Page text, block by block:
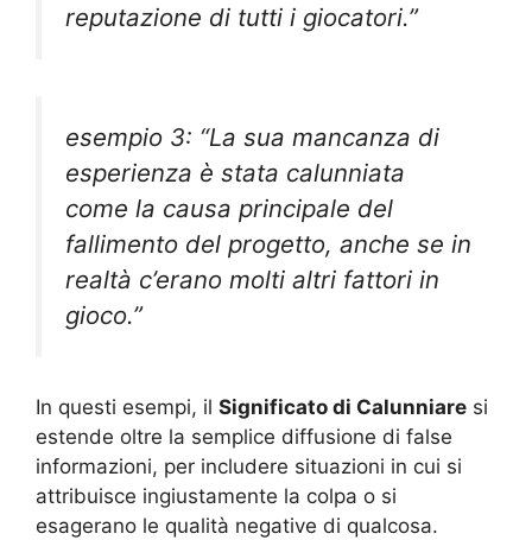
reputazione di tutti i giocatori.”
esempio 3: “La sua mancanza di
esperienza è stata calunniata
come la causa principale del
fallimento del progetto, anche se in
realtà c’erano molti altri fattori in
gioco.”
In questi esempi, il Significato di Calunniare si
estende oltre la semplice diffusione di false
informazioni, per includere situazioni in cui si
attribuisce ingiustamente la colpa o si
esagerano le qualità negative di qualcosa.